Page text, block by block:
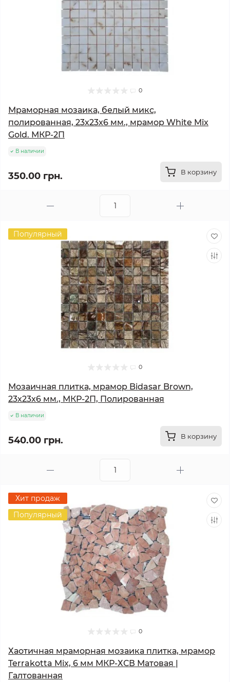
0
Мраморная мозаика, белый микс,
полированная, 23x23x6 мм., мрамор White Mix
Gold. МКР-2П
В наличии
350.00 грн. В корзину
Популярный
0
Мозаичная плитка, мрамор Bidasar Brown,
23х23x6 мм., МКР-2П, Полированная
В наличии
540.00 грн. В корзину
Хит продаж
Популярный
0
Хаотичная мраморная мозаика плитка, мрамор
Terrakotta Mix, 6 мм МКР-ХСВ Матовая |
Галтованная